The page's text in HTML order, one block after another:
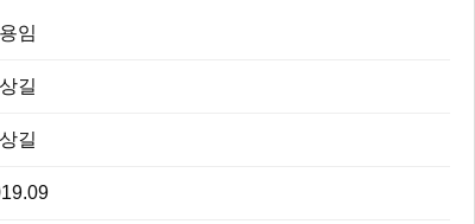
임
길
길